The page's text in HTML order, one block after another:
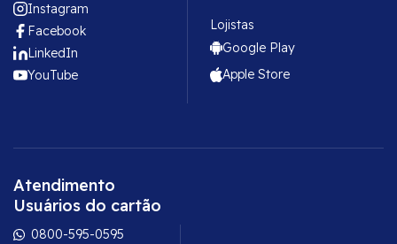
Lojistas
Google Play
Apple Store
Instagram
Facebook
LinkedIn
YouTube
Atendimento
Usuários do cartão
0800-595-0595